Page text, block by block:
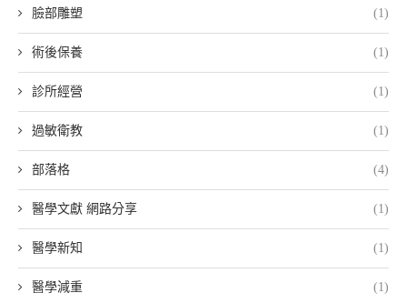
臉部雕塑 (1)
術後保養 (1)
診所經營 (1)
過敏衛教 (1)
部落格 (4)
醫學文獻 網路分享 (1)
醫學新知 (1)
醫學減重 (1)